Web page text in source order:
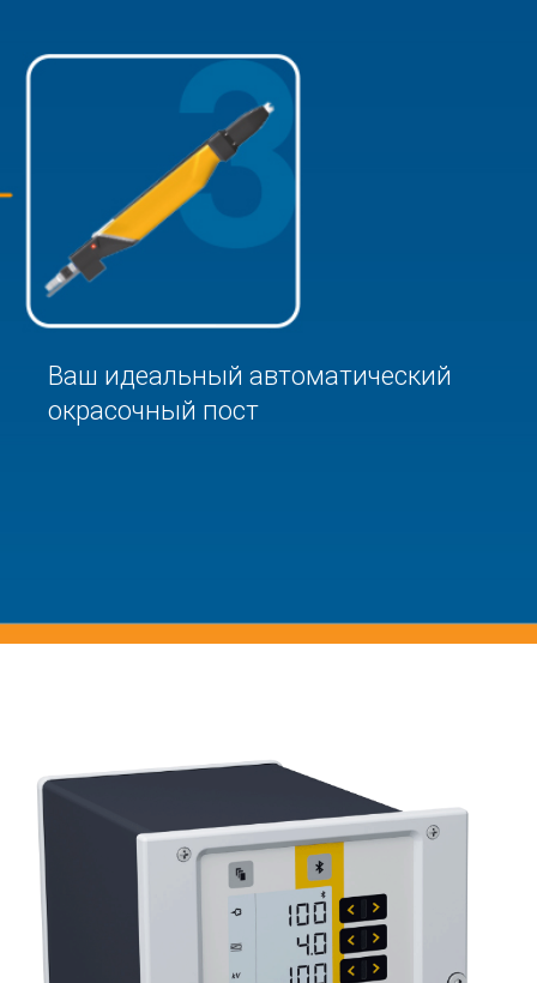
Ваш идеальный автоматический
окрасочный пост